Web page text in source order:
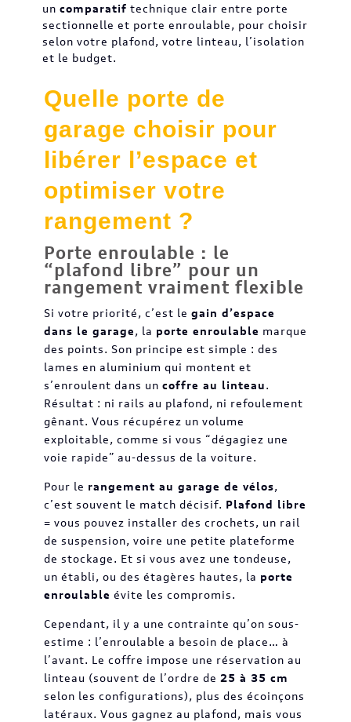
un comparatif technique clair entre porte
sectionnelle et porte enroulable, pour choisir
selon votre plafond, votre linteau, l’isolation
et le budget.
Quelle porte de
garage choisir pour
libérer l’espace et
optimiser votre
rangement ?
Porte enroulable : le
“plafond libre” pour un
rangement vraiment flexible
Si votre priorité, c’est le gain d’espace
dans le garage, la porte enroulable marque
des points. Son principe est simple : des
lames en aluminium qui montent et
s’enroulent dans un coffre au linteau.
Résultat : ni rails au plafond, ni refoulement
gênant. Vous récupérez un volume
exploitable, comme si vous “dégagiez une
voie rapide” au-dessus de la voiture.
Pour le rangement au garage de vélos,
c’est souvent le match décisif. Plafond libre
= vous pouvez installer des crochets, un rail
de suspension, voire une petite plateforme
de stockage. Et si vous avez une tondeuse,
un établi, ou des étagères hautes, la porte
enroulable évite les compromis.
Cependant, il y a une contrainte qu’on sous-
estime : l’enroulable a besoin de place… à
l’avant. Le coffre impose une réservation au
linteau (souvent de l’ordre de 25 à 35 cm
selon les configurations), plus des écoinçons
latéraux. Vous gagnez au plafond, mais vous